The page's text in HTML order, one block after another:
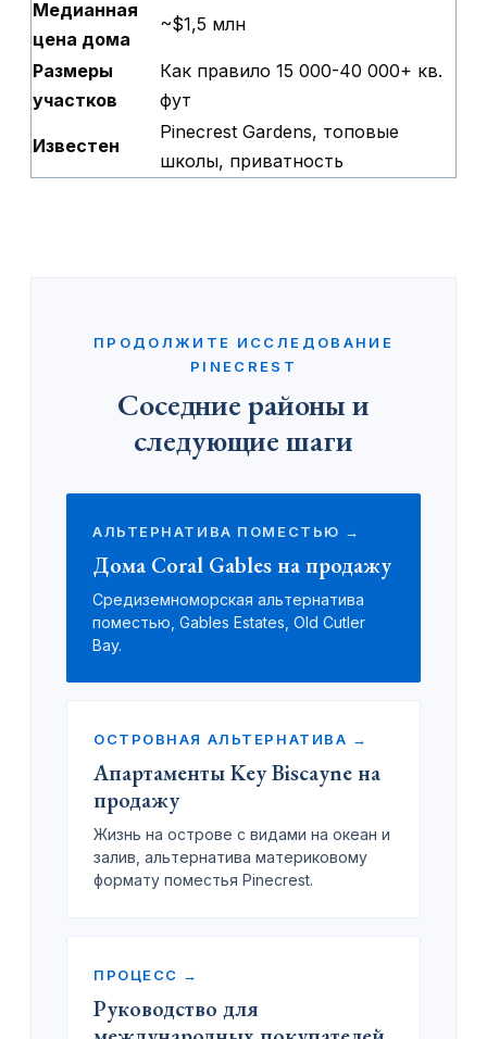
Медианная
цена дома
~$1,5 млн
Размеры
участков
Как правило 15 000-40 000+ кв.
фут
Известен
Pinecrest Gardens, топовые
школы, приватность
ПРОДОЛЖИТЕ ИССЛЕДОВАНИЕ
PINECREST
Соседние районы и
следующие шаги
АЛЬТЕРНАТИВА ПОМЕСТЬЮ →
Дома Coral Gables на продажу
Средиземноморская альтернатива
поместью, Gables Estates, Old Cutler
Bay.
ОСТРОВНАЯ АЛЬТЕРНАТИВА →
Апартаменты Key Biscayne на
продажу
Жизнь на острове с видами на океан и
залив, альтернатива материковому
формату поместья Pinecrest.
ПРОЦЕСС →
Руководство для